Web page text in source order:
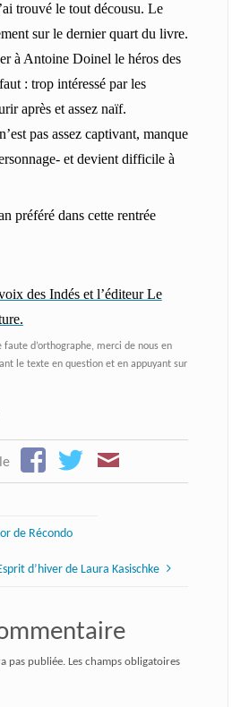
trouvé le tout décousu. Le
sur le dernier quart du livre.
à Antoine Doinel le héros des
: trop intéressé par les
après et assez naïf.
pas assez captivant, manque
et devient difficile à
préféré dans cette rentrée
des Indés et l’éditeur Le
faute d’orthographe, merci de nous en
le texte en question et en appuyant sur
de Récondo
d’hiver de Laura Kasischke
pas publiée. Les champs obligatoires